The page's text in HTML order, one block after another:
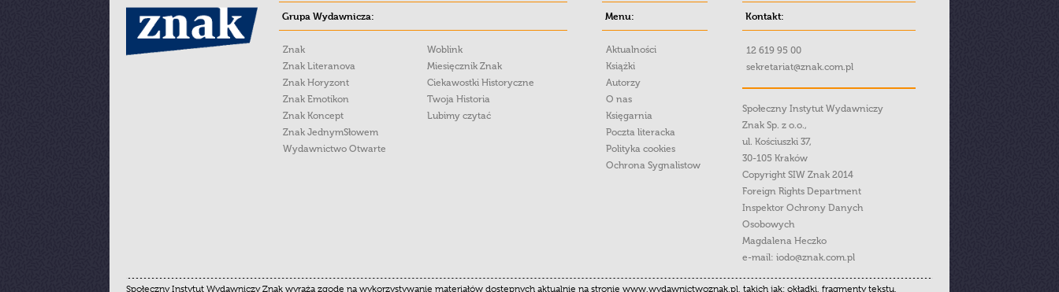
Grupa Wydawnicza:
Znak
Znak Literanova
Znak Horyzont
Znak Emotikon
Znak Koncept
Znak JednymSłowem
Wydawnictwo Otwarte
Woblink
Miesięcznik Znak
Ciekawostki Historyczne
Twoja Historia
Lubimy czytać
Menu:
Aktualności
Książki
Autorzy
O nas
Księgarnia
Poczta literacka
Polityka cookies
Ochrona Sygnalistow
Kontakt:
12 619 95 00
sekretariat@znak.com.pl
Społeczny Instytut Wydawniczy
Znak Sp. z o.o.,
ul. Kościuszki 37,
30-105 Kraków
Copyright SIW Znak 2014
Foreign Rights Department
Inspektor Ochrony Danych
Osobowych
Magdalena Heczko
e-mail: iodo@znak.com.pl
Społeczny Instytut Wydawniczy Znak wyraża zgodę na wykorzystywanie materiałów dostępnych aktualnie na stronie www.wydawnictwoznak.pl, takich jak: okładki, fragmenty tekstu,